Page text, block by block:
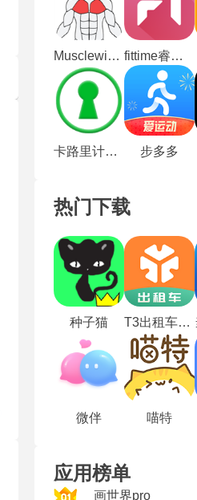
Musclewiki中文版 fittime睿健时代
卡路里计算器 步多多
热门下载
种子猫 T3出租车司机版
微伴 喵特
应用榜单
画世界pro